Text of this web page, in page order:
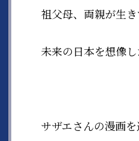
祖父母、両親が生
未来の日本を想像し
サザエさんの漫画を